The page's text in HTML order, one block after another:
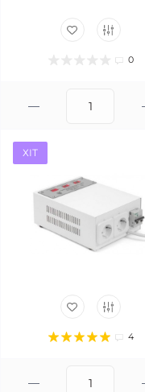
0
ХІТ
4